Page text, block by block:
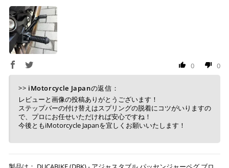
※ 楽天ポイントが貯まるのは楽天カード・楽天ポイン
ト・楽天ペイ残高でのお支払いに限ります。
※ 現在楽天ペイでご使用頂けるクレジットカードは
Visa、Mastercard、JCBのみです。
キャッシュレス決済
上記キャッシュレス決済アカウントからご希望のお支払
0 0
>> iMotorcycle Japanの返信：
レビューと画像の投稿ありがとうございます！
ステップバーの付け替えはスプリングの脱着にコツがいりますの
で、プロにお任せいただければ安心ですね！
今後ともiMotorcycle Japanを宜しくお願いいたします！